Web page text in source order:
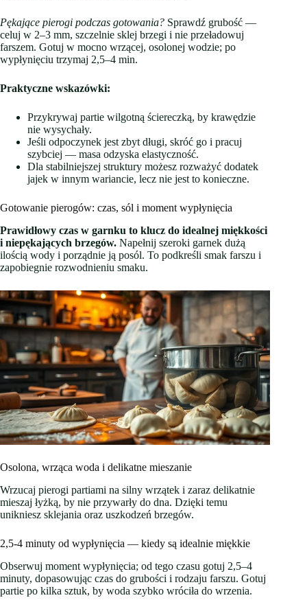
Pękające pierogi podczas gotowania? Sprawdź grubość —
celuj w 2–3 mm, szczelnie sklej brzegi i nie przeładowuj
farszem. Gotuj w mocno wrzącej, osolonej wodzie; po
wypłynięciu trzymaj 2,5–4 min.
Praktyczne wskazówki:
Przykrywaj partie wilgotną ściereczką, by krawędzie
nie wysychały.
Jeśli odpoczynek jest zbyt długi, skróć go i pracuj
szybciej — masa odzyska elastyczność.
Dla stabilniejszej struktury możesz rozważyć dodatek
jajek w innym wariancie, lecz nie jest to konieczne.
Gotowanie pierogów: czas, sól i moment wypłynięcia
Prawidłowy czas w garnku to klucz do idealnej miękkości
i niepękających brzegów. Napełnij szeroki garnek dużą
ilością wody i porządnie ją posól. To podkreśli smak farszu i
zapobiegnie rozwodnieniu smaku.
Osolona, wrząca woda i delikatne mieszanie
Wrzucaj pierogi partiami na silny wrzątek i zaraz delikatnie
mieszaj łyżką, by nie przywarły do dna. Dzięki temu
unikniesz sklejania oraz uszkodzeń brzegów.
2,5-4 minuty od wypłynięcia — kiedy są idealnie miękkie
Obserwuj moment wypłynięcia; od tego czasu gotuj 2,5–4
minuty, dopasowując czas do grubości i rodzaju farszu. Gotuj
partie po kilka sztuk, by woda szybko wróciła do wrzenia.